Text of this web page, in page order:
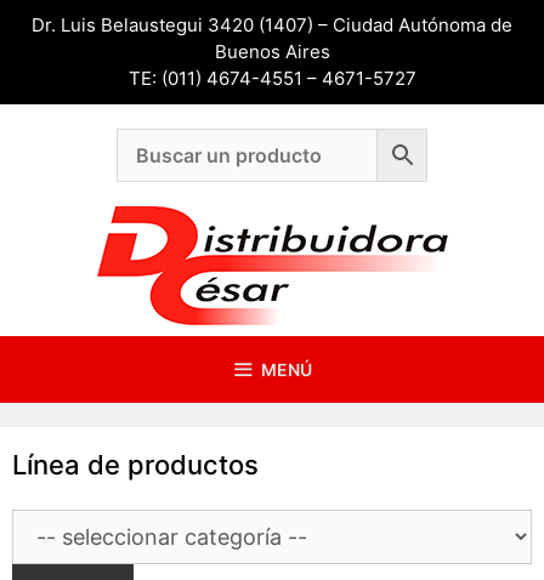
SaltarDr. Luis Belaustegui 3420 (1407) – Ciudad Autónoma de
Buenos Aires
TE: (011) 4674-4551 – 4671-5727
MENÚ
Línea de productos